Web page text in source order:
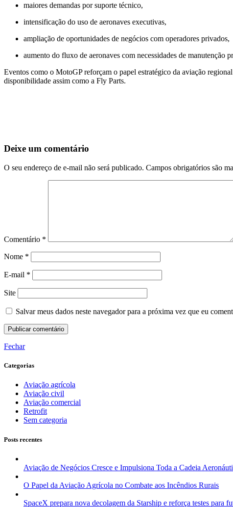
maiores demandas por suporte técnico,
intensificação do uso de aeronaves executivas,
ampliação de oportunidades de negócios com operadores privados,
aumento do fluxo de aeronaves com necessidades de manutenção
Eventos como o MotoGP reforçam o papel estratégico da aviação
disponibilidade assim como a Fly Parts.
Deixe um comentário
O seu endereço de e-mail não será publicado. Campos obrigatórios são
Comentário *
Nome *
E-mail *
Site
Salvar meus dados neste navegador para a próxima vez que eu
Fechar
Categorias
Aviação agrícola
Aviação civil
Aviação comercial
Retrofit
Sem categoria
Posts recentes
Aviação de Negócios Cresce e Impulsiona Toda a Cadeia
O Papel da Aviação Agrícola no Combate aos Incêndios Rurais
SpaceX prepara nova decolagem da Starship e reforça testes para